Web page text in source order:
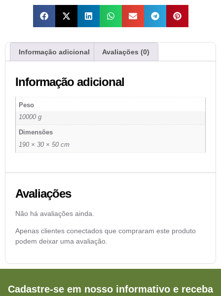
Informação adicional Avaliações (0)
Informação adicional
Peso
10000 g
Dimensões
190 × 30 × 50 cm
Avaliações
Não há avaliações ainda.
Apenas clientes conectados que compraram este produto
podem deixar uma avaliação.
Cadastre-se em nosso informativo e receba